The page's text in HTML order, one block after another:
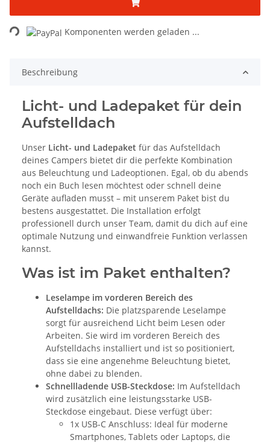
Komponenten werden geladen ...
Beschreibung
Licht- und Ladepaket für dein
Aufstelldach
Unser Licht- und Ladepaket für das Aufstelldach
deines Campers bietet dir die perfekte Kombination
aus Beleuchtung und Ladeoptionen. Egal, ob du abends
noch ein Buch lesen möchtest oder schnell deine
Geräte aufladen musst – mit unserem Paket bist du
bestens ausgestattet. Die Installation erfolgt
professionell durch unser Team, damit du dich auf eine
optimale Nutzung und einwandfreie Funktion verlassen
kannst.
Was ist im Paket enthalten?
Leselampe im vorderen Bereich des
Aufstelldachs: Die platzsparende Leselampe
sorgt für ausreichend Licht beim Lesen oder
Arbeiten. Sie wird im vorderen Bereich des
Aufstelldachs installiert und ist so positioniert,
dass sie eine angenehme Beleuchtung bietet,
ohne dabei zu blenden.
Schnellladende USB-Steckdose: Im Aufstelldach
wird zusätzlich eine leistungsstarke USB-
Steckdose eingebaut. Diese verfügt über:
1x USB-C Anschluss: Ideal für moderne
Smartphones, Tablets oder Laptops, die